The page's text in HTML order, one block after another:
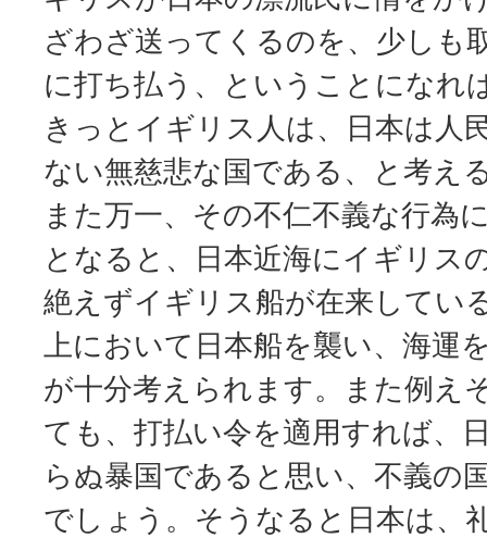
ざわざ送ってくるのを、少しも
に打ち払う、ということになれ
きっとイギリス人は、日本は人
ない無慈悲な国である、と考え
また万一、その不仁不義な行為
となると、日本近海にイギリス
絶えずイギリス船が在来してい
上において日本船を襲い、海運
が十分考えられます。また例え
ても、打払い令を適用すれば、
らぬ暴国であると思い、不義の
でしょう。そうなると日本は、